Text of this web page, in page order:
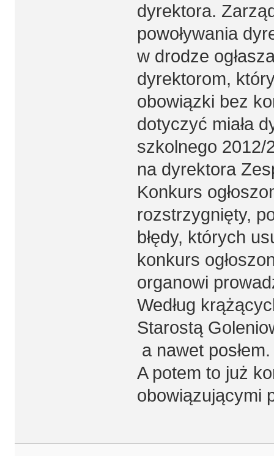
dyrektora.
powoływania
w drodze
dyrektorom,
obowiązki bez
dotyczyć miała
szkolnego 2012/
na dyrektora
Konkurs
rozstrzygnięty,
błędy, których
konkurs
organowi
Według
Starostą
a nawet posłem.
A potem to już
obowiązującymi